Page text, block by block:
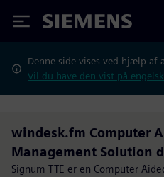
Siemens
Denne side vises ved hjælp af
Vil du have den vist på
windesk.fm Computer
Management Solution
Signum TTE er en Computer